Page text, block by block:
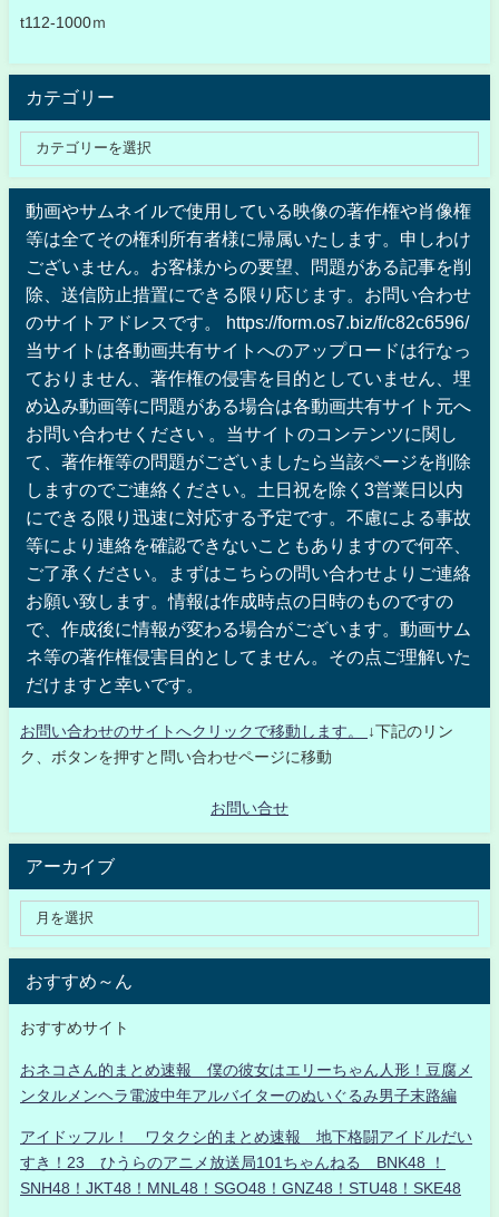
t112-1000ｍ
カテゴリー
動画やサムネイルで使用している映像の著作権や肖像権
等は全てその権利所有者様に帰属いたします。申しわけ
ございません。お客様からの要望、問題がある記事を削
除、送信防止措置にできる限り応じます。お問い合わせ
のサイトアドレスです。 https://form.os7.biz/f/c82c6596/
当サイトは各動画共有サイトへのアップロードは行なっ
ておりません、著作権の侵害を目的としていません、埋
め込み動画等に問題がある場合は各動画共有サイト元へ
お問い合わせください 。当サイトのコンテンツに関し
て、著作権等の問題がございましたら当該ページを削除
しますのでご連絡ください。土日祝を除く3営業日以内
にできる限り迅速に対応する予定です。不慮による事故
等により連絡を確認できないこともありますので何卒、
ご了承ください。まずはこちらの問い合わせよりご連絡
お願い致します。情報は作成時点の日時のものですの
で、作成後に情報が変わる場合がございます。動画サム
ネ等の著作権侵害目的としてません。その点ご理解いた
だけますと幸いです。
お問い合わせのサイトへクリックで移動します。
↓下記のリン
ク、ボタンを押すと問い合わせページに移動
お問い合せ
アーカイブ
おすすめ～ん
おすすめサイト
おネコさん的まとめ速報 僕の彼女はエリーちゃん人形！豆腐メ
ンタルメンヘラ電波中年アルバイターのぬいぐるみ男子末路編
アイドッフル！ ワタクシ的まとめ速報 地下格闘アイドルだい
すき！23 ひうらのアニメ放送局101ちゃんねる BNK48 ！
SNH48！JKT48！MNL48！SGO48！GNZ48！STU48！SKE48